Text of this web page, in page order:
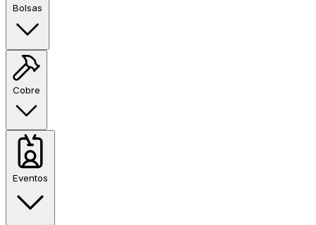
Bolsas
Cobre
Eventos